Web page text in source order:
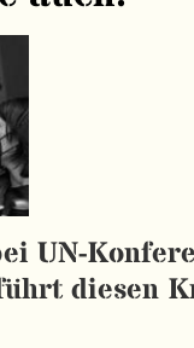
UN-
diesen